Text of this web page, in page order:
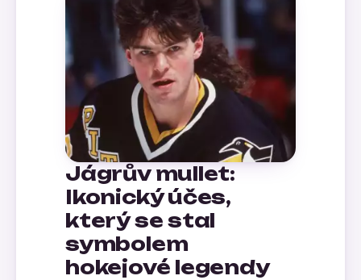
Jágrův mullet:
Ikonický účes,
který se stal
symbolem
hokejové legendy